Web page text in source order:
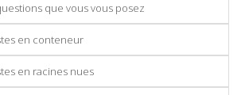
que vous vous posez
en conteneur
en racines nues